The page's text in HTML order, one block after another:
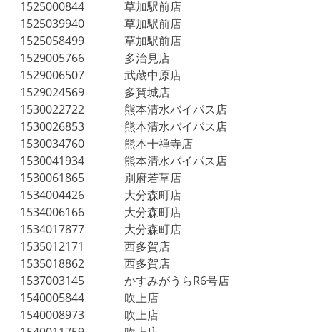
1525000844 草加駅前店
1525039940 草加駅前店
1525058499 草加駅前店
1529005766 多治見店
1529006507 武蔵中原店
1529024569 多賀城店
1530022722 熊本清水バイパス店
1530026853 熊本清水バイパス店
1530034760 熊本十禅寺店
1530041934 熊本清水バイパス店
1530061865 別府若草店
1534004426 大分森町店
1534006166 大分森町店
1534017877 大分森町店
1535012171 西多賀店
1535018862 西多賀店
1537003145 かすみがうらR6号店
1540005844 吹上店
1540008973 吹上店